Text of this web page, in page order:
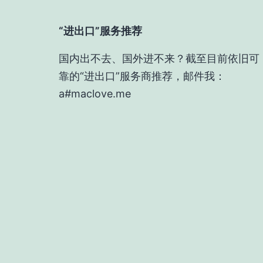
“进出口”服务推荐
国内出不去、国外进不来？截至目前依旧可
靠的“进出口”服务商推荐，邮件我：
a#maclove.me